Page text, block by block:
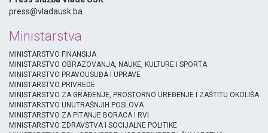
press@vladausk.ba
Ministarstva
MINISTARSTVO FINANSIJA
MINISTARSTVO OBRAZOVANJA, NAUKE, KULTURE I SPORTA
MINISTARSTVO PRAVOUSUĐA I UPRAVE
MINISTARSTVO PRIVREDE
MINISTARSTVO ZA GRAĐENJE, PROSTORNO UREĐENJE I ZAŠTITU OKOLIŠA
MINISTARSTVO UNUTRAŠNJIH POSLOVA
MINISTARSTVO ZA PITANJE BORACA I RVI
MINISTARSTVO ZDRAVSTVA I SOCIJALNE POLITIKE